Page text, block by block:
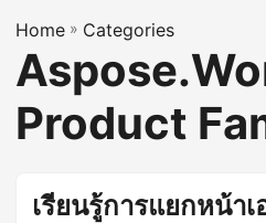
a
v
i
g
Home » Categories
Product
เรียนรู้การแยกหน้า